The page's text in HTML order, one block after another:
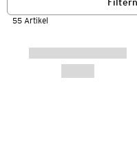
55 Artikel